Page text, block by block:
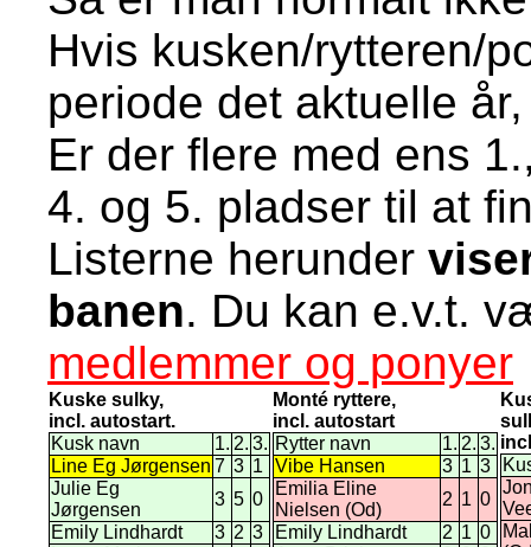
Hvis kusken/rytteren/
periode det aktuelle
Er der flere med ens
4. og 5. pladser til at
Listerne herunder
banen. Du kan e.v.t.
medlemmer og ponyer
Kuske sulky,
incl. autostart.
Kusk navn
1. 2. 3.
Line Eg Jørgensen 7 3 1
Julie Eg
Jørgensen
3 5 0
Emily Lindhardt
3 2 3
Monté ryttere,
incl. autostart
Rytter navn
1. 2. 3.
Vibe Hansen
3 1 3
Emilia Eline
Nielsen (Od)
2 1 0
Emily Lindhardt
2 1 0